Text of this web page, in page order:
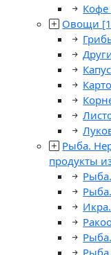
Кофе
Овощи
Рыба.
продукты